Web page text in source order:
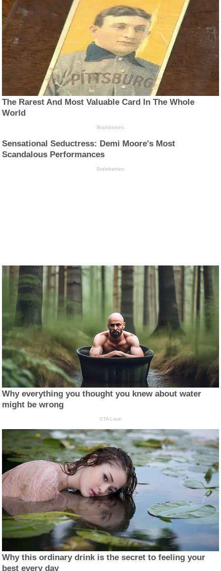
The Rarest And Most Valuable Card In The Whole
World
Brainberries
Sensational Seductress: Demi Moore's Most
Scandalous Performances
Brainberries
Why everything you thought you knew about water
might be wrong
CTA Love
Why this ordinary drink is the secret to feeling your
best every day